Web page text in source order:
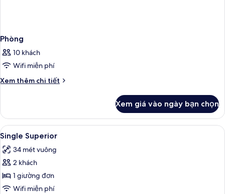
Phòng
10 khách
Wifi miễn phí
Xem thêm chi tiết
Chi
Phòng
Xem giá vào ngày bạn chọn
Xem
tất
cả
ảnh
Single
Superior
Bộ đồ giường cao cấp, nệm cao su
2
Single Superior
34 mét vuông
2 khách
1 giường đơn
Wifi miễn phí